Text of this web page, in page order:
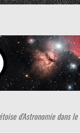
d'Astronomie dans le